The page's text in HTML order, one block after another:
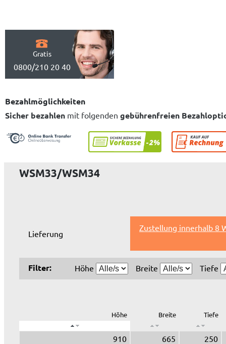
Gratis
0800/210 20 40
Bezahlmöglichkeiten
Sicher bezahlen mit folgenden gebührenfreien
WSM33/WSM34
Lieferung
Zustellung innerhalb 8
Filter: Höhe Breite Tiefe
Höhe Breite Tiefe
910 665 250